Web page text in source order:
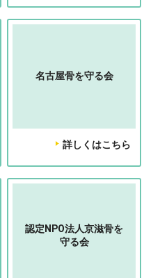
名古屋骨を守る会
詳しくはこちら
認定NPO法人京滋骨を
守る会